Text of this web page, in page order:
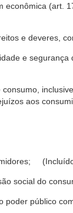
(art.
e deveres,
e
aos
social do
público